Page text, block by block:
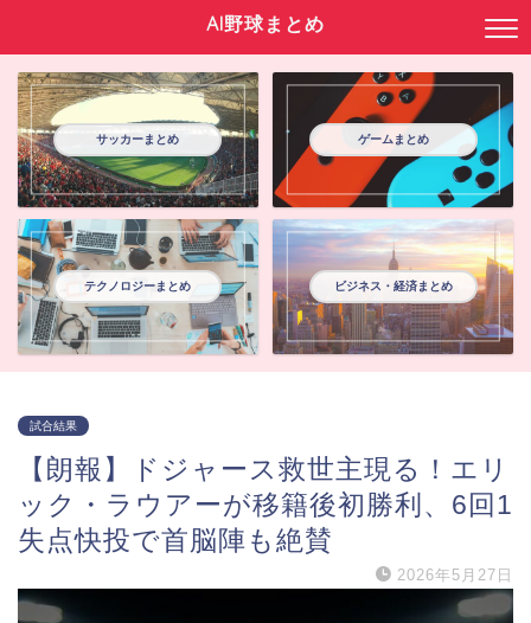
AI野球まとめ
サッカーまとめ ゲームまとめ
テクノロジーまとめ ビジネス・経済まとめ
試合結果
【朗報】ドジャース救世主現る！エリ
ック・ラウアーが移籍後初勝利、6回1
失点快投で首脳陣も絶賛
2026年5月27日